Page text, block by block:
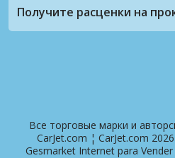
Получите расценки на
Все торговые марки и
CarJet.com ¦ CarJet.com
Gesmarket Internet para